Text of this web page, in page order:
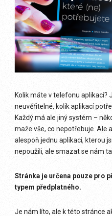
Kolik máte v telefonu aplikací?
neuvěřitelné, kolik aplikací
Každý má ale jiný systém –
maže vše, co nepotřebuje. Ale
alespoň jednu aplikaci, kterou
nepoužili, ale smazat se nám
Stránka je určena pouze pro
typem předplatného.
Je nám líto, ale k této stránce